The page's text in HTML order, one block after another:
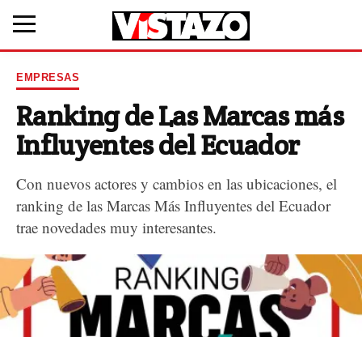
EMPRESAS
Ranking de Las Marcas más
Influyentes del Ecuador
Con nuevos actores y cambios en las ubicaciones, el
ranking de las Marcas Más Influyentes del Ecuador
trae novedades muy interesantes.